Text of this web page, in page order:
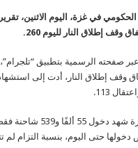
لاتفاق
وقف
إطلاق
في غزة، اليوم الاثنين،
وقف إطلاق النار لليوم 260.
صفحته الرسمية بتطبيق “تلجرام”،
حتى اليوم، بنسبة التزام لم